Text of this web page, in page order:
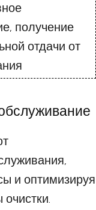
получение
отдачи от
и оптимизируя